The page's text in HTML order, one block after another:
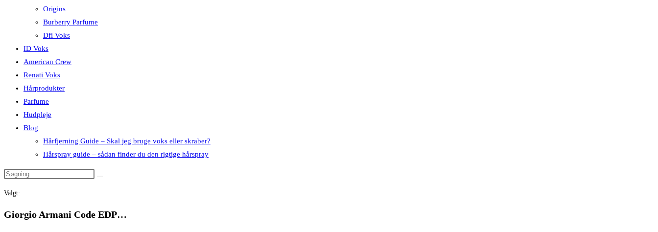
Origins
Burberry Parfume
Dfi Voks
ID Voks
American Crew
Renati Voks
Hårprodukter
Parfume
Hudpleje
Blog
Hårfjerning Guide – Skal jeg bruge voks eller skraber?
Hårspray guide – sådan finder du den rigtige hårspray
Valgt:
Giorgio Armani Code EDP…